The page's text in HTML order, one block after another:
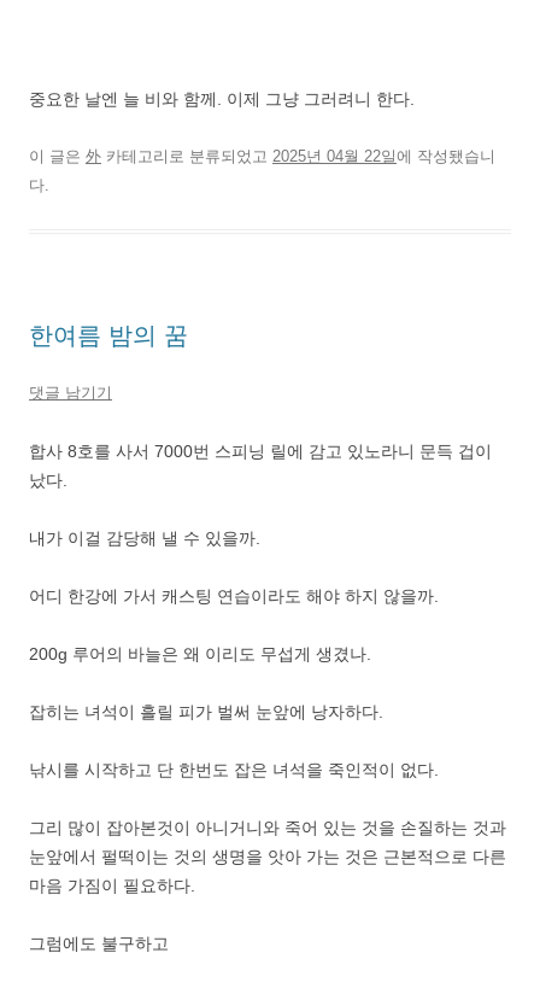
중요한 날엔 늘 비와 함께. 이제 그냥 그러려니 한다.
이 글은 外 카테고리로 분류되었고 2025년 04월 22일에 작성됐습니
다.
한여름 밤의 꿈
댓글 남기기
합사 8호를 사서 7000번 스피닝 릴에 감고 있노라니 문득 겁이
났다.
내가 이걸 감당해 낼 수 있을까.
어디 한강에 가서 캐스팅 연습이라도 해야 하지 않을까.
200g 루어의 바늘은 왜 이리도 무섭게 생겼나.
잡히는 녀석이 흘릴 피가 벌써 눈앞에 낭자하다.
낚시를 시작하고 단 한번도 잡은 녀석을 죽인적이 없다.
그리 많이 잡아본것이 아니거니와 죽어 있는 것을 손질하는 것과
눈앞에서 펄떡이는 것의 생명을 앗아 가는 것은 근본적으로 다른
마음 가짐이 필요하다.
그럼에도 불구하고